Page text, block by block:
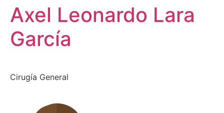
Axel Leonardo Lara
García
Cirugía General